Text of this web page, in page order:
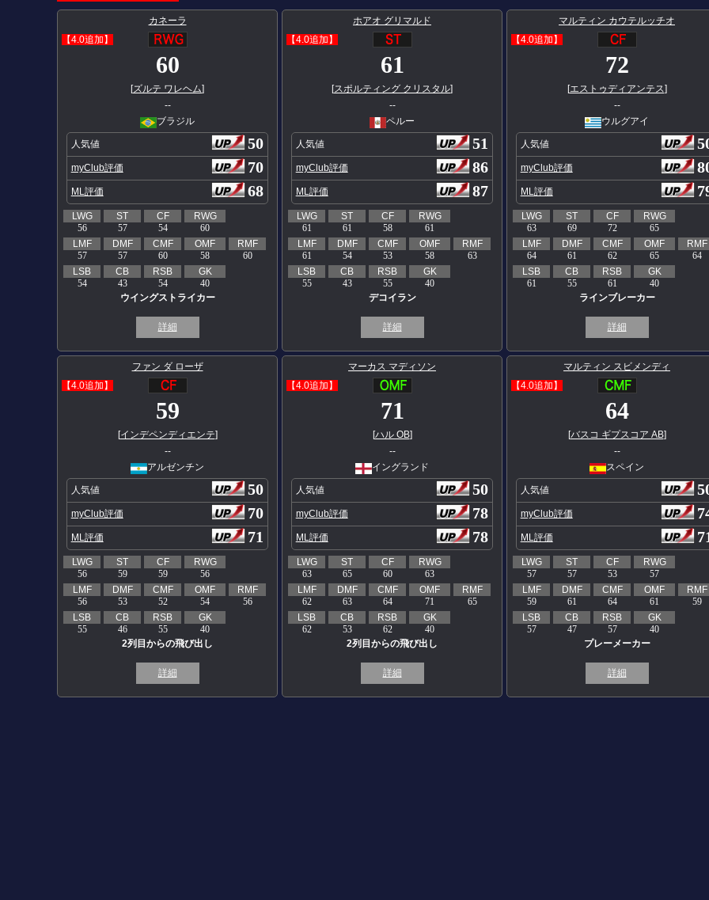
カネーラ
【4.0追加】
60
[ズルテ ワレヘム]
--
ブラジル
人気値 50
myClub評価 70
ML評価 68
LWG
56
ST
57
CF
54
RWG
60
LMF
57
DMF
57
CMF
60
OMF
58
RMF
60
LSB
54
CB
43
RSB
54
GK
40
ウイングストライカー
詳細
ホアオ グリマルド
【4.0追加】
61
[スポルティング クリスタル]
--
ペルー
人気値 51
myClub評価 86
ML評価 87
LWG
61
ST
61
CF
58
RWG
61
LMF
61
DMF
54
CMF
53
OMF
58
RMF
63
LSB
55
CB
43
RSB
55
GK
40
デコイラン
詳細
マルティン カウテルッチオ
【4.0追加】
72
[エストゥディアンテス]
--
ウルグアイ
人気値
myClub評価
ML評価
LWG
63
ST
69
CF
72
RWG
65
LMF
64
DMF
61
CMF
62
OMF
65
RMF
64
LSB
61
CB
55
RSB
61
GK
40
ラインブレーカー
詳細
ファン ダ ローザ
【4.0追加】
59
[インデペンディエンテ]
--
アルゼンチン
人気値 50
myClub評価 70
ML評価 71
LWG
56
ST
59
CF
59
RWG
56
LMF
56
DMF
53
CMF
52
OMF
54
RMF
56
LSB
55
CB
46
RSB
55
GK
40
2列目からの飛び出し
詳細
マーカス マディソン
【4.0追加】
71
[ハル OB]
--
イングランド
人気値 50
myClub評価 78
ML評価 78
LWG
63
ST
65
CF
60
RWG
63
LMF
62
DMF
63
CMF
64
OMF
71
RMF
65
LSB
62
CB
53
RSB
62
GK
40
2列目からの飛び出し
詳細
マルティン スビメンディ
【4.0追加】
64
[バスコ ギプスコア AB]
--
スペイン
人気値
myClub評価
ML評価
LWG
57
ST
57
CF
53
RWG
57
LMF
59
DMF
61
CMF
64
OMF
61
RMF
59
LSB
57
CB
47
RSB
57
GK
40
プレーメーカー
詳細